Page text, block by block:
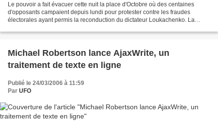
Le pouvoir a fait évacuer cette nuit la place d'Octobre où des centaines
d'opposants campaient depuis lundi pour protester contre les fraudes
électorales ayant permis la reconduction du dictateur Loukachenko. La
Michael Robertson lance AjaxWrite, un
traitement de texte en ligne
Publié le 24/03/2006 à 11:59
Par UFO